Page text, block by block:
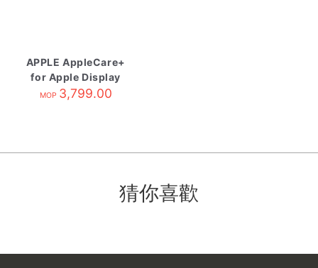
APPLE AppleCare+
for Apple Display
MOP 3,799.00
猜你喜歡